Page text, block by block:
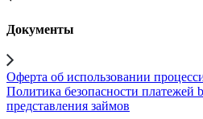
Документы
Оферта об использовании
Политика безопасности платежей
представления займов